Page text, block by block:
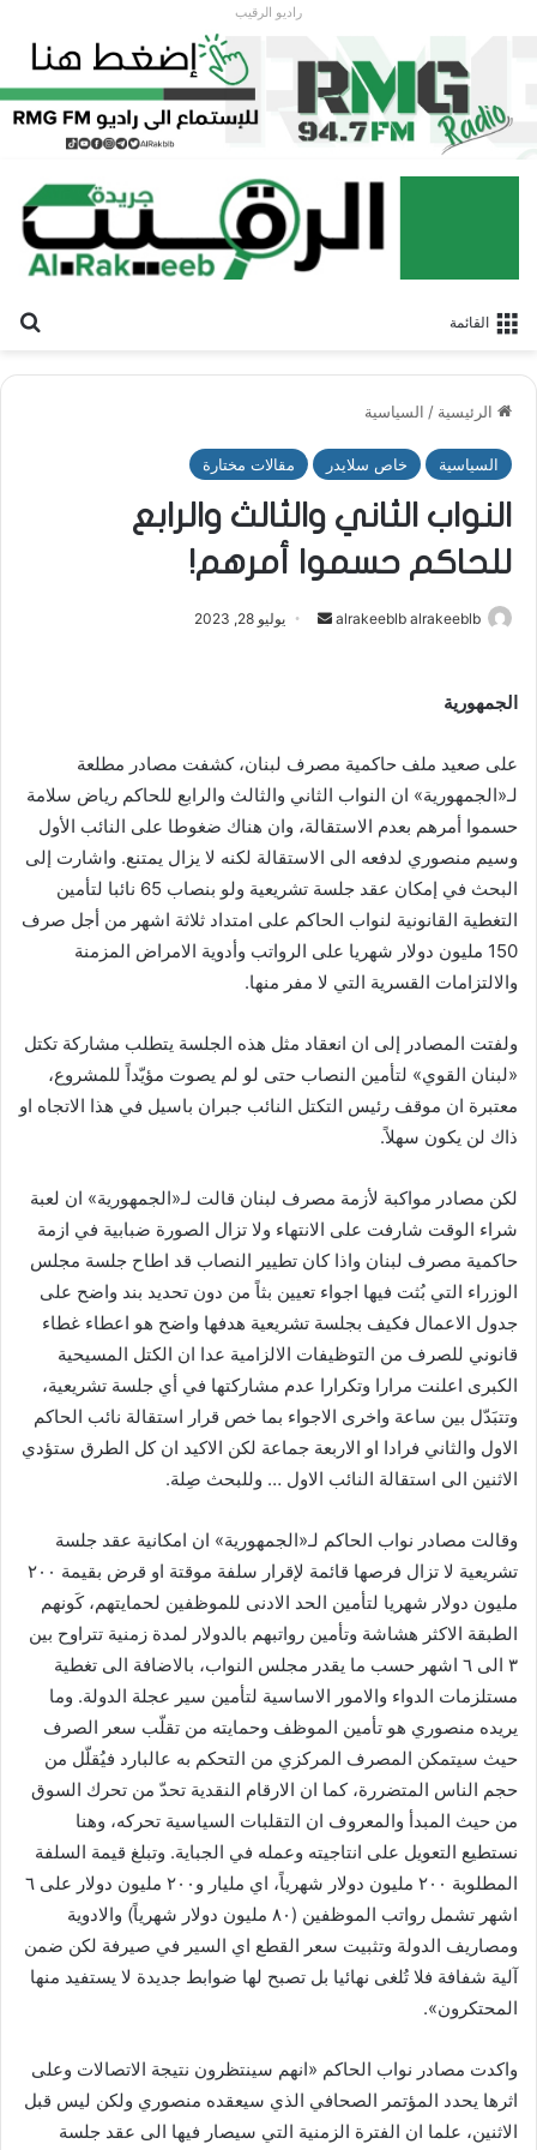
راديو الرقيب
القائمة
الرئيسية / السياسية
السياسية خاص سلايدر مقالات مختارة
النواب الثاني والثالث والرابع
للحاكم حسموا أمرهم!
alrakeeblb alrakeeblb
ر
ي
د
ا
ت
ر
ن
ي
ا
يوليو 28, 2023
الجمهورية
على صعيد ملف حاكمية مصرف لبنان، كشفت مصادر مطلعة
لـ«الجمهورية» ان النواب الثاني والثالث والرابع للحاكم رياض سلامة
حسموا أمرهم بعدم الاستقالة، وان هناك ضغوطا على النائب الأول
وسيم منصوري لدفعه الى الاستقالة لكنه لا يزال يمتنع. واشارت إلى
البحث في إمكان عقد جلسة تشريعية ولو بنصاب 65 نائبا لتأمين
التغطية القانونية لنواب الحاكم على امتداد ثلاثة اشهر من أجل صرف
150 مليون دولار شهريا على الرواتب وأدوية الامراض المزمنة
والالتزامات القسرية التي لا مفر منها.
ولفتت المصادر إلى ان انعقاد مثل هذه الجلسة يتطلب مشاركة تكتل
«لبنان القوي» لتأمين النصاب حتى لو لم يصوت مؤيّداً للمشروع،
معتبرة ان موقف رئيس التكتل النائب جبران باسيل في هذا الاتجاه او
ذاك لن يكون سهلاً.
لكن مصادر مواكبة لأزمة مصرف لبنان قالت لـ«الجمهورية» ان لعبة
شراء الوقت شارفت على الانتهاء ولا تزال الصورة ضبابية في ازمة
حاكمية مصرف لبنان واذا كان تطيير النصاب قد اطاح جلسة مجلس
الوزراء التي بُثت فيها اجواء تعيين بثاً من دون تحديد بند واضح على
جدول الاعمال فكيف بجلسة تشريعية هدفها واضح هو اعطاء غطاء
قانوني للصرف من التوظيفات الالزامية عدا ان الكتل المسيحية
الكبرى اعلنت مرارا وتكرارا عدم مشاركتها في أي جلسة تشريعية،
وتتبَدّل بين ساعة واخرى الاجواء بما خص قرار استقالة نائب الحاكم
الاول والثاني فرادا او الاربعة جماعة لكن الاكيد ان كل الطرق ستؤدي
الاثنين الى استقالة النائب الاول … وللبحث صِلة.
وقالت مصادر نواب الحاكم لـ«الجمهورية» ان امكانية عقد جلسة
تشريعية لا تزال فرصها قائمة لإقرار سلفة موقتة او قرض بقيمة ٢٠٠
مليون دولار شهريا لتأمين الحد الادنى للموظفين لحمايتهم، كَونهم
الطبقة الاكثر هشاشة وتأمين رواتبهم بالدولار لمدة زمنية تتراوح بين
٣ الى ٦ اشهر حسب ما يقدر مجلس النواب، بالاضافة الى تغطية
مستلزمات الدواء والامور الاساسية لتأمين سير عجلة الدولة. وما
يريده منصوري هو تأمين الموظف وحمايته من تقلّب سعر الصرف
حيث سيتمكن المصرف المركزي من التحكم به عالبارد فيُقلّل من
حجم الناس المتضررة، كما ان الارقام النقدية تحدّ من تحرك السوق
من حيث المبدأ والمعروف ان التقلبات السياسية تحركه، وهنا
نستطيع التعويل على انتاجيته وعمله في الجباية. وتبلغ قيمة السلفة
المطلوبة ٢٠٠ مليون دولار شهرياً، اي مليار و٢٠٠ مليون دولار على ٦
اشهر تشمل رواتب الموظفين (٨٠ مليون دولار شهرياً) والادوية
ومصاريف الدولة وتثبيت سعر القطع اي السير في صيرفة لكن ضمن
آلية شفافة فلا تُلغى نهائيا بل تصبح لها ضوابط جديدة لا يستفيد منها
المحتكرون».
واكدت مصادر نواب الحاكم «انهم سينتظرون نتيجة الاتصالات وعلى
اثرها يحدد المؤتمر الصحافي الذي سيعقده منصوري ولكن ليس قبل
الاثنين، علما ان الفترة الزمنية التي سيصار فيها الى عقد جلسة